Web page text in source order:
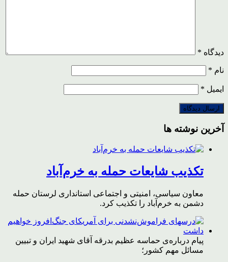
دیدگاه *
نام *
ایمیل *
آخرین نوشته ها
تکذیب شایعات حمله به خرم‌آباد
معاون سیاسی، امنیتی و اجتماعی استانداری لرستان حمله
دشمن به خرم‌آباد را تکذیب کرد.
پیام درباره‌ی حماسه عظیم بدرقه آقای شهید ایران و تبیین
مسائل مهم کشور؛